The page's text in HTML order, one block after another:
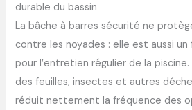
durable du bassin
La bâche à barres sécurité ne
contre les noyades : elle est aussi
pour l’entretien régulier de la piscine.
des feuilles, insectes et autres
réduit nettement la fréquence des